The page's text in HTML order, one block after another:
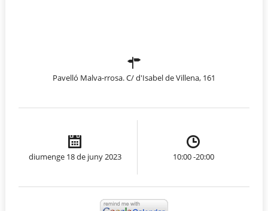
Pavelló Malva-rrosa. C/ d'Isabel de Villena, 161
diumenge 18 de juny 2023 10:00 -20:00